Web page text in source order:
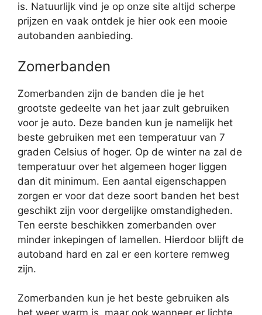
is. Natuurlijk vind je op onze site altijd scherpe
prijzen en vaak ontdek je hier ook een mooie
autobanden aanbieding.
Zomerbanden
Zomerbanden zijn de banden die je het
grootste gedeelte van het jaar zult gebruiken
voor je auto. Deze banden kun je namelijk het
beste gebruiken met een temperatuur van 7
graden Celsius of hoger. Op de winter na zal de
temperatuur over het algemeen hoger liggen
dan dit minimum. Een aantal eigenschappen
zorgen er voor dat deze soort banden het best
geschikt zijn voor dergelijke omstandigheden.
Ten eerste beschikken zomerbanden over
minder inkepingen of lamellen. Hierdoor blijft de
autoband hard en zal er een kortere remweg
zijn.
Zomerbanden kun je het beste gebruiken als